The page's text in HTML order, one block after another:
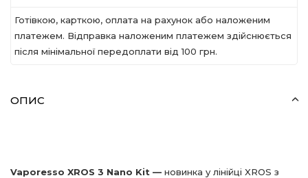
Готівкою, карткою, оплата на рахунок або наложеним
платежем. Відправка наложеним платежем здійснюється
після мінімальної передоплати вiд 100 грн.
ОПИС
Vaporesso XROS 3 Nano Kit — новинка у лінійці XROS з